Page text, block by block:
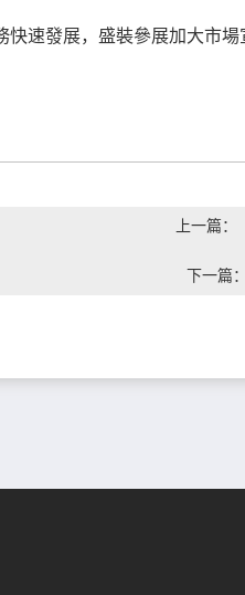
速發展，盛裝參展加大市場
上一篇：
下一篇：